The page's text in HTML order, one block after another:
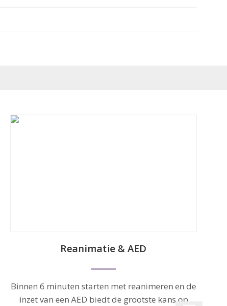
Reanimatie & AED
Binnen 6 minuten starten met reanimeren en de
inzet van een AED biedt de grootste kans op